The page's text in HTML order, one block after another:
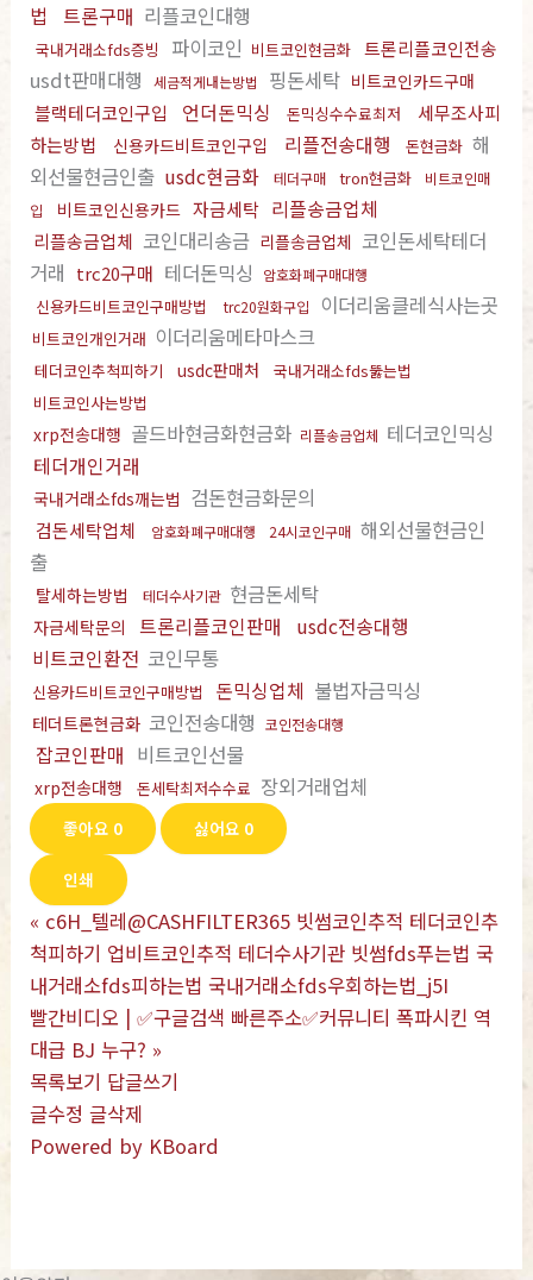
법
트론구매 리플코인대행
국내거래소fds증빙 파이코인 비트코인현금화 트론리플코인전송
usdt판매대행 세금적게내는방법 핑돈세탁 비트코인카드구매
블랙테더코인구입 언더돈믹싱 돈믹싱수수료최저
세무조사피
하는방법
신용카드비트코인구입 리플전송대행 돈현금화 해
외선물현금인출 usdc현금화 테더구매 tron현금화
비트코인매
입
비트코인신용카드 자금세탁 리플송금업체
리플송금업체 코인대리송금 리플송금업체 코인돈세탁테더
거래 trc20구매 테더돈믹싱 암호화폐구매대행
신용카드비트코인구매방법 trc20원화구입 이더리움클레식사는곳
비트코인개인거래 이더리움메타마스크
테더코인추척피하기 usdc판매처
국내거래소fds뚫는법
비트코인사는방법
xrp전송대행 골드바현금화현금화 리플송금업체 테더코인믹싱
테더개인거래
국내거래소fds깨는법 검돈현금화문의
검돈세탁업체 암호화폐구매대행 24시코인구매 해외선물현금인
출
탈세하는방법 테더수사기관 현금돈세탁
자금세탁문의 트론리플코인판매
usdc전송대행
비트코인환전 코인무통
신용카드비트코인구매방법 돈믹싱업체 불법자금믹싱
테더트론현금화 코인전송대행 코인전송대행
잡코인판매 비트코인선물
xrp전송대행 돈세탁최저수수료 장외거래업체
좋아요 0 싫어요 0
인쇄
« c6H_텔레@CASHFILTER365 빗썸코인추적 테더코인추
척피하기 업비트코인추적 테더수사기관 빗썸fds푸는법 국
내거래소fds피하는법 국내거래소fds우회하는법_j5I
빨간비디오 | ✅구글검색 빠른주소✅커뮤니티 폭파시킨 역
대급 BJ 누구? »
목록보기 답글쓰기
글수정 글삭제
Powered by KBoard